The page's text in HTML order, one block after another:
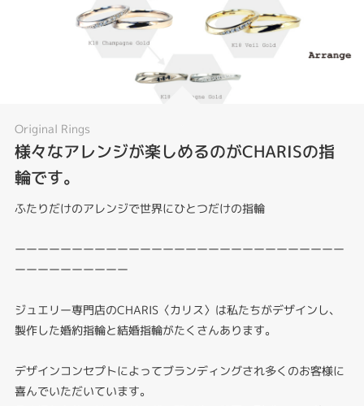
Original Rings
様々なアレンジが楽しめるのがCHARISの指
輪です。
ふたりだけのアレンジで世界にひとつだけの指輪
ーーーーーーーーーーーーーーーーーーーーーーーーーーーーー
ーーーーーーーーーー
ジュエリー専門店のCHARIS〈カリス〉は私たちがデザインし、
製作した婚約指輪と結婚指輪がたくさんあります。
デザインコンセプトによってブランディングされ多くのお客様に
喜んでいただいています。